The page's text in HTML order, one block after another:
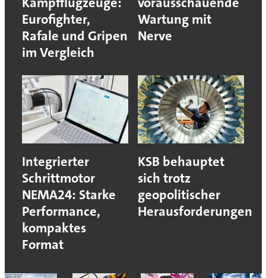
Eurofighter,
Rafale und Gripen
im Vergleich
Wartung mit
Nerve
Integrierter
Schrittmotor
NEMA24: Starke
Performance,
kompaktes
Format
KSB behauptet
sich trotz
geopolitischer
Herausforderungen